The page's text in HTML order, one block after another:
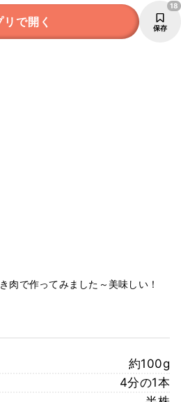
で開く 保存
18
肉で作ってみました～美味しい！
約100g
4分の1本